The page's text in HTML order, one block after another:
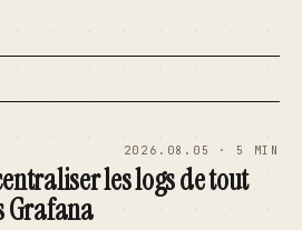
2026.08.05 · 5 MIN
les logs de tout
Grafana